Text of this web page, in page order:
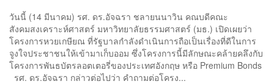
วันนี้ (14 มีนาคม) รศ. ดร.อัจฉรา ชลายนนาวิน คณบดีคณะ
สังคมสงเคราะห์ศาสตร์ มหาวิทยาลัยธรรมศาสตร์ (มธ.) เปิดเผยว่า
โครงการหวยเกษียณ ที่รัฐบาลกำลังดำเนินการถือเป็นเรื่องที่ดีในการ
จูงใจประชาชนให้เข้ามาเก็บออม ซึ่งโครงการนี้มีลักษณะคล้ายคลึงกับ
โครงการพันธบัตรลอตเตอรี่ของประเทศอังกฤษ หรือ Premium Bonds
รศ. ดร.อัจฉรา กล่าวต่อไปว่า คำถามต่อโครง...